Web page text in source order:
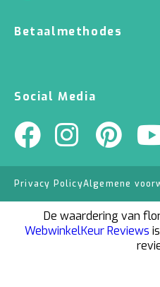
Betaalmethodes
Social Media
Privacy PolicyAlgemene
De waardering van
WebwinkelKeur Reviews